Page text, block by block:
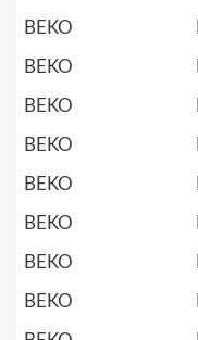
BEKO
BEKO
BEKO
BEKO
BEKO
BEKO
BEKO
BEKO